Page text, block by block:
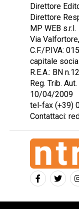
Direttore
Direttore
MP WEB s.r.l.
Via
C.F./P.IVA:
capitale
R.E.A.: BN
Reg. Trib.
10/04/2009
tel-fax (+39)
Contattaci: